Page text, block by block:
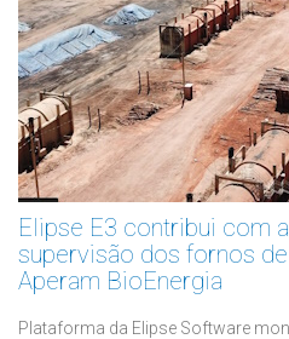
Elipse E3 contribui com
supervisão dos fornos
Aperam BioEnergia
Plataforma da Elipse Software